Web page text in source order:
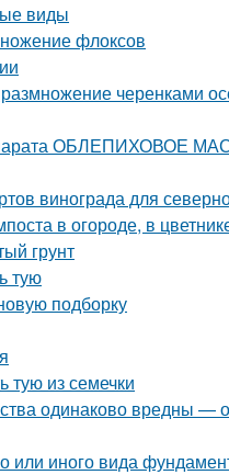
виды
флоксов
черенками
ОБЛЕПИХОВОЕ
винограда для
в огороде, в
грунт
тую
подборку
тую из семечки
одинаково вредны —
иного вида